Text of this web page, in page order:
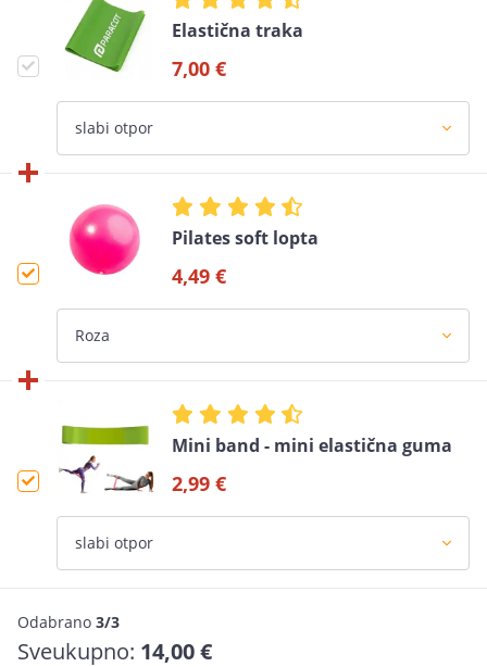
Elastična traka
7,00 €
Pilates soft lopta
4,49 €
Mini band - mini elastična guma
2,99 €
Odabrano 3/3
Sveukupno: 14,00 €